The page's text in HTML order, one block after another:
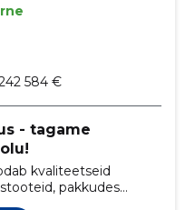
584 €
- tagame
pakkudes